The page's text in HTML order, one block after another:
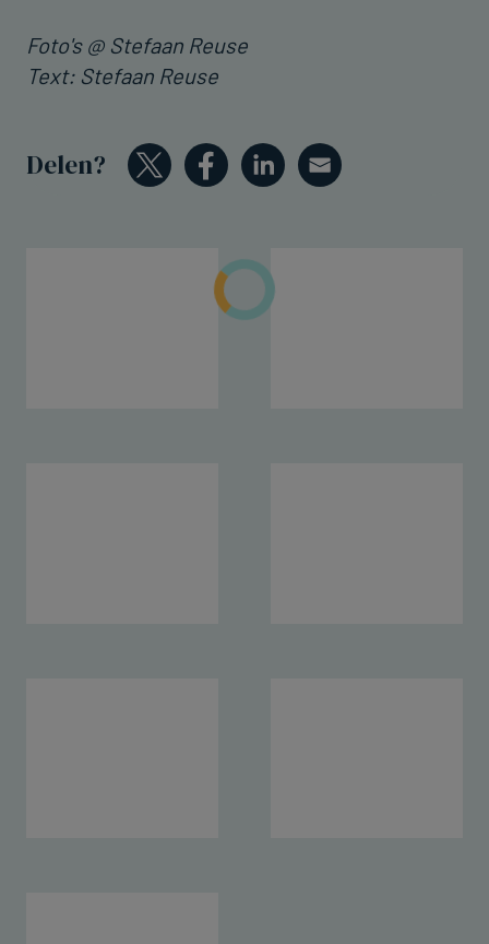
Foto's @ Stefaan Reuse
Text: Stefaan Reuse
Delen?